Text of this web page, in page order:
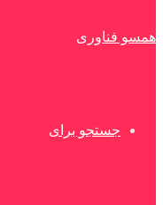
همسو فناوری
جستجو برای